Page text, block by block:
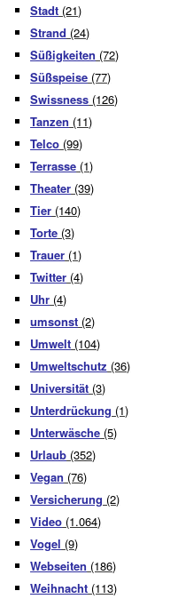
Stadt (21)
Strand (24)
Süßigkeiten (72)
Süßspeise (77)
Swissness (126)
Tanzen (11)
Telco (99)
Terrasse (1)
Theater (39)
Tier (140)
Torte (3)
Trauer (1)
Twitter (4)
Uhr (4)
umsonst (2)
Umwelt (104)
Umweltschutz (36)
Universität (3)
Unterdrückung (1)
Unterwäsche (5)
Urlaub (352)
Vegan (76)
Versicherung (2)
Video (1.064)
Vogel (9)
Webseiten (186)
Weihnacht (113)